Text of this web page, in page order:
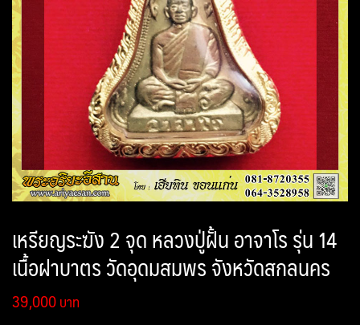
เหรียญระฆัง 2 จุด หลวงปู่ฝั้น อาจาโร รุ่น 14
เนื้อฝาบาตร วัดอุดมสมพร จังหวัดสกลนคร
39,000